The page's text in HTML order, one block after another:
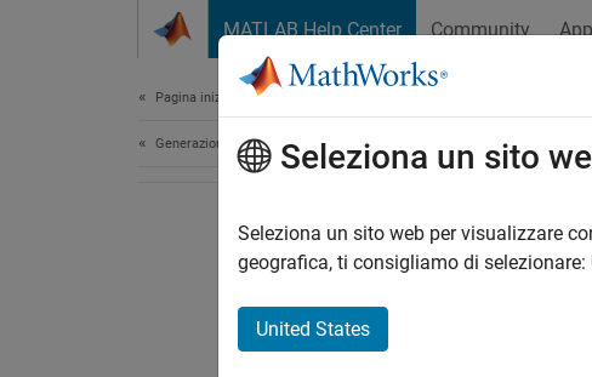
MATLAB Help Center Community
Pagina iniziale della documentazione
Generazione di codiceSeleziona un sito
Seleziona un sito web per visualizzare
geografica, ti consigliamo di selezionare:
United States